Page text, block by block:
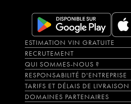
ESTIMATION VIN GRATUITE
RECRUTEMENT
QUI SOMMES-NOUS ?
RESPONSABILITÉ D'ENTREPRISE
TARIFS ET DÉLAIS DE LIVRAISON
DOMAINES PARTENAIRES